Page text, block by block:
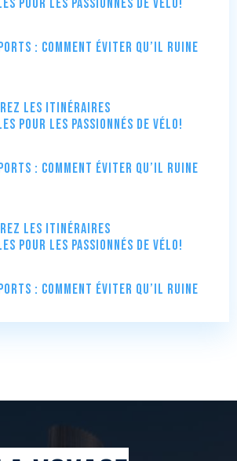
: comment éviter qu’il ruine
les itinéraires
pour les passionnés de vélo!
: comment éviter qu’il ruine
les itinéraires
pour les passionnés de vélo!
: comment éviter qu’il ruine